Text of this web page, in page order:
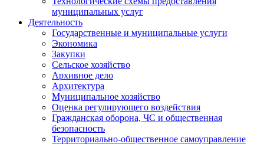
муниципальных услуг
Деятельность
Государственные и муниципальные услуги
Экономика
Закупки
Сельское хозяйство
Архивное дело
Архитектура
Муниципальное хозяйство
Оценка регулирующего воздействия
Гражданская оборона, ЧС и общественная
безопасность
Территориально-общественное самоуправление